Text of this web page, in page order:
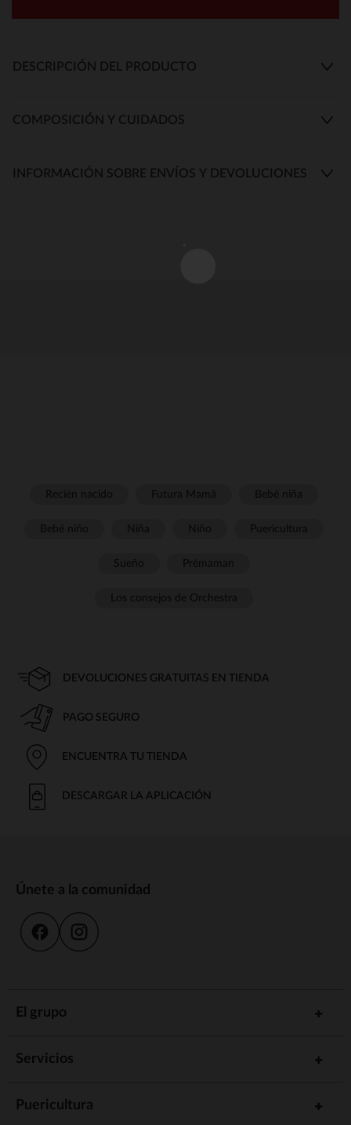
DESCRIPCIÓN DEL PRODUCTO
COMPOSICIÓN Y CUIDADOS
INFORMACIÓN SOBRE ENVÍOS Y DEVOLUCIONES
DEVOLUCIONES GRATUITAS EN TIENDA
PAGO SEGURO
ENCUENTRA TU TIENDA
DESCARGAR LA APLICACIÓN
Únete a la comunidad
El grupo
Servicios
Puericultura